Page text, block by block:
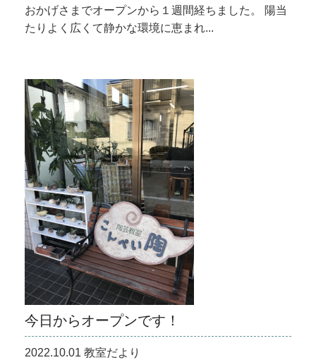
おかげさまでオープンから１週間経ちました。 陽当
たりよく広くて静かな環境に恵まれ...
今日からオープンです！
2022.10.01 教室だより